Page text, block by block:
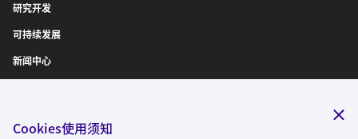
研究开发
可持续发展
新闻中心
Cookies使用须知